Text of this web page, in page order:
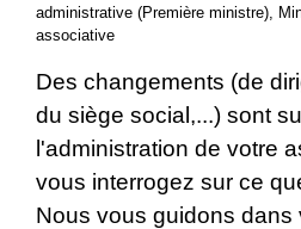
administrative (Première ministre),
associative
Des changements (de
du siège social,...) sont
l'administration de votre
vous interrogez sur ce
Nous vous guidons dans